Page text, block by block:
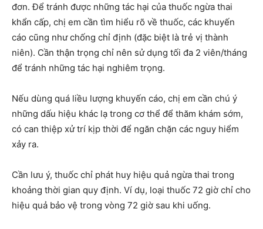
đơn. Để tránh được những tác hại của thuốc ngừa thai
khẩn cấp, chị em cần tìm hiểu rõ về thuốc, các khuyến
cáo cũng như chống chỉ định (đặc biệt là trẻ vị thành
niên). Cần thận trọng chỉ nên sử dụng tối đa 2 viên/tháng
để tránh những tác hại nghiêm trọng.
Nếu dùng quá liều lượng khuyến cáo, chị em cần chú ý
những dấu hiệu khác lạ trong cơ thể để thăm khám sớm,
có can thiệp xử trí kịp thời để ngăn chặn các nguy hiểm
xảy ra.
Cần lưu ý, thuốc chỉ phát huy hiệu quả ngừa thai trong
khoảng thời gian quy định. Ví dụ, loại thuốc 72 giờ chỉ cho
hiệu quả bảo vệ trong vòng 72 giờ sau khi uống.